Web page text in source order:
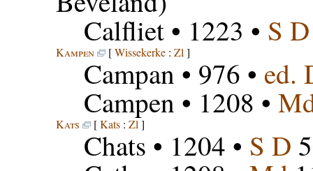
Calfliet• 1223 • S D
Kampen [Wissekerke: Zl ]
Campan • 976 • ed.
Campen • 1208 •
Kats [Kats: Zl ]
Chats • 1204 • S D